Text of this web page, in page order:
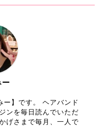
ー
ー】です。 ヘアバンド
ンを毎日読んでいただ
げさまで毎月、一人で